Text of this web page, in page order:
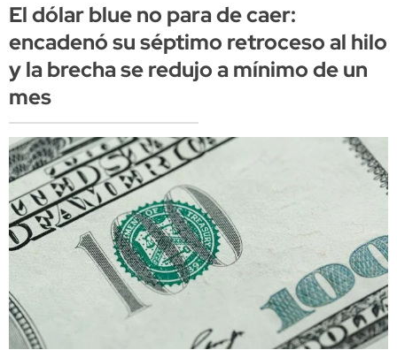
El dólar blue no para de caer:
encadenó su séptimo retroceso al hilo
y la brecha se redujo a mínimo de un
mes